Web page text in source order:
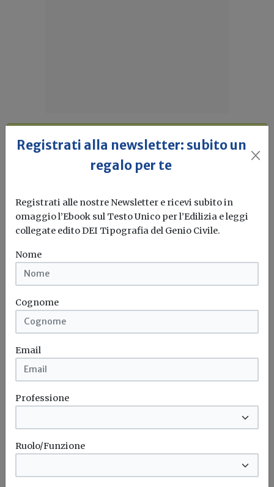
Idrogeno verde, una soluzione per
l'energia del futuro. Ma oggi è ancora
troppo caro
attraverso l'utilizzo dell'idrogeno verde. Ma al
momento...Leggi
Bonus elettrodomestici green,
spunta il nuovo contributo per
rendere la casa più efficiente
Il governo ha allo studio l'introduzione di un nuovo
bonus elettrodomestici, che...
Potrebbe interessarti
Aziende
Frascold: guida ai refrigeranti del futuro
Refrigeranti
Impianti termici e climatizzazione
Registrati alla newsletter: subito un
regalo per te
Registrati alle nostre Newsletter e ricevi subito in
omaggio l’Ebook sul Testo Unico per l’Edilizia e leggi
collegate edito DEI Tipografia del Genio Civile.
Nome
Cognome
Email
Professione
Ruolo/Funzione